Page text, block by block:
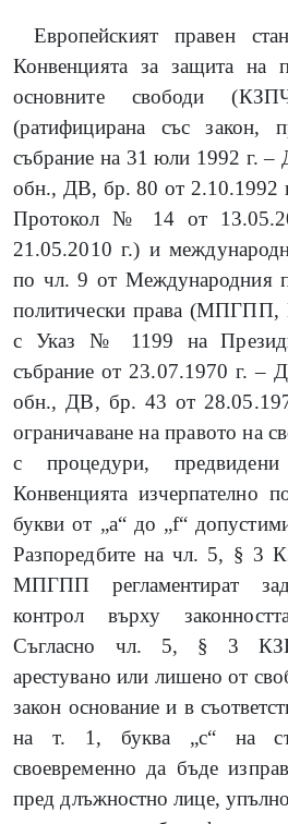
Европейският правен
Конвенцията за защита на
основните свободи
(ратифицирана със закон,
събрание на 31 юли 1992 г. –
обн., ДВ, бр. 80 от 2.10.1992
Протокол № 14 от
21.05.2010 г.) и
по чл. 9 от Международния
политически права (МПГПП,
с Указ № 1199 на
събрание от 23.07.1970 г. –
обн., ДВ, бр. 43 от
ограничаване на правото на
с процедури,
Конвенцията изчерпателно
букви от „а“ до „f“
Разпоредбите на чл. 5, §
МПГПП регламентират
контрол върху
Съгласно чл. 5, § 3
арестувано или лишено от
закон основание и в
на т. 1, буква „с“ на
своевременно да бъде
пред длъжностно лице,